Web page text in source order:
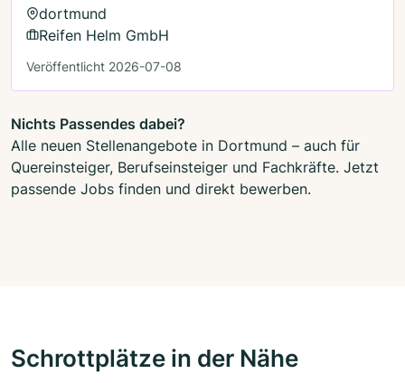
dortmund
Reifen Helm GmbH
Veröffentlicht 2026-07-08
Nichts Passendes dabei?
Alle neuen Stellenangebote in Dortmund – auch für
Quereinsteiger, Berufseinsteiger und Fachkräfte. Jetzt
passende Jobs finden und direkt bewerben.
Schrottplätze in der Nähe